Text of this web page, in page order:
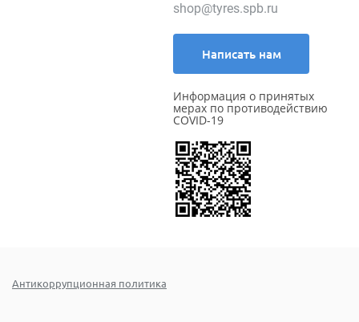
shop@tyres.spb.ru
Написать нам
Информация о принятых
мерах по противодействию
COVID-19
Антикоррупционная политика